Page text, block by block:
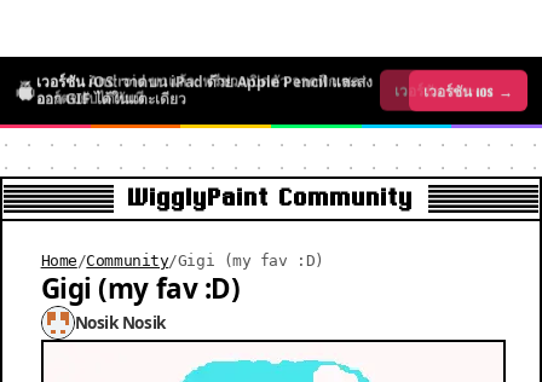
เวอร์ชัน Android มาแล้ว: ฟรีช่วงเปิดตัว วาดพิกเซล
อาร์ตขยับได้ทันที
เวอร์ชัน Android →
เวอร์ชัน iOS: วาดบน iPad ด้วย Apple Pencil และส่ง
ออก GIF ได้ในแตะเดียว
เวอร์ชัน iOS →
WigglyPaint Community
Home /Community/Gigi (my fav :D)
Gigi (my fav :D)
Nosik Nosik